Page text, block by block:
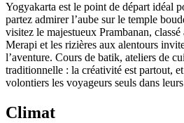
Yogyakarta est le point de départ idéal
partez admirer l’aube sur le temple
visitez le majestueux Prambanan,
Merapi et les rizières aux alentours
l’aventure. Cours de batik, ateliers de
traditionnelle : la créativité est partout,
volontiers les voyageurs seuls dans
Climat